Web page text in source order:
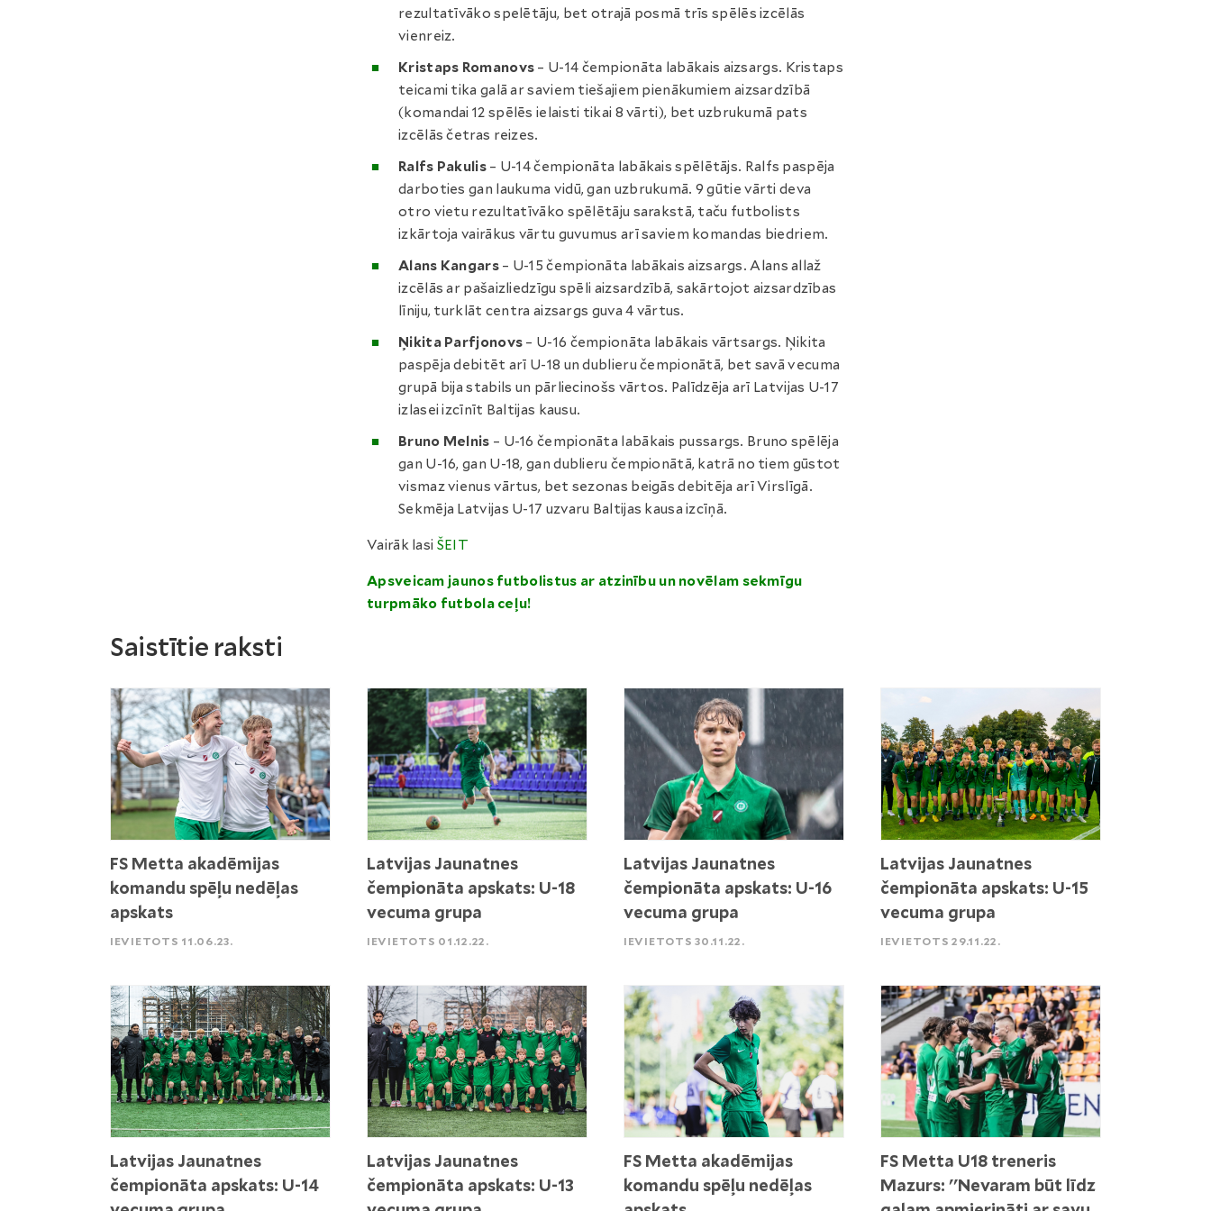
rezultatīvāko spelētāju, bet otrajā posmā trīs spēlēs izcēlās
vienreiz.
Kristaps Romanovs – U-14 čempionāta labākais aizsargs. Kristaps
teicami tika galā ar saviem tiešajiem pienākumiem aizsardzībā
(komandai 12 spēlēs ielaisti tikai 8 vārti), bet uzbrukumā pats
izcēlās četras reizes.
Ralfs Pakulis– U-14 čempionāta labākais spēlētājs. Ralfs paspēja
darboties gan laukuma vidū, gan uzbrukumā. 9 gūtie vārti deva
otro vietu rezultatīvāko spēlētāju sarakstā, taču futbolists
izkārtoja vairākus vārtu guvumus arī saviem komandas biedriem.
Alans Kangars– U-15 čempionāta labākais aizsargs. Alans allaž
izcēlās ar pašaizliedzīgu spēli aizsardzībā, sakārtojot aizsardzības
līniju, turklāt centra aizsargs guva 4 vārtus.
Ņikita Parfjonovs – U-16 čempionāta labākais vārtsargs. Ņikita
paspēja debitēt arī U-18 un dublieru čempionātā, bet savā vecuma
grupā bija stabils un pārliecinošs vārtos. Palīdzēja arī Latvijas U-17
izlasei izcīnīt Baltijas kausu.
Bruno Melnis – U-16 čempionāta labākais pussargs. Bruno spēlēja
gan U-16, gan U-18, gan dublieru čempionātā, katrā no tiem gūstot
vismaz vienus vārtus, bet sezonas beigās debitēja arī Virslīgā.
Sekmēja Latvijas U-17 uzvaru Baltijas kausa izcīņā.
Vairāk lasi ŠEIT
Apsveicam jaunos futbolistus ar atzinību un novēlam sekmīgu
turpmāko futbola ceļu!
Saistītie raksti
FS Metta akadēmijas
komandu spēļu nedēļas
apskats
IEVIETOTS 11.06.23.
Latvijas Jaunatnes
čempionāta apskats: U-18
vecuma grupa
IEVIETOTS 01.12.22.
Latvijas Jaunatnes
čempionāta apskats: U-16
vecuma grupa
IEVIETOTS 30.11.22.
Latvijas Jaunatnes
čempionāta apskats: U-15
vecuma grupa
IEVIETOTS 29.11.22.
Latvijas Jaunatnes
čempionāta apskats: U-14
Latvijas Jaunatnes
čempionāta apskats: U-13
FS Metta akadēmijas
komandu spēļu nedēļas
FS Metta U18 treneris
Mazurs: ''Nevaram būt līdz